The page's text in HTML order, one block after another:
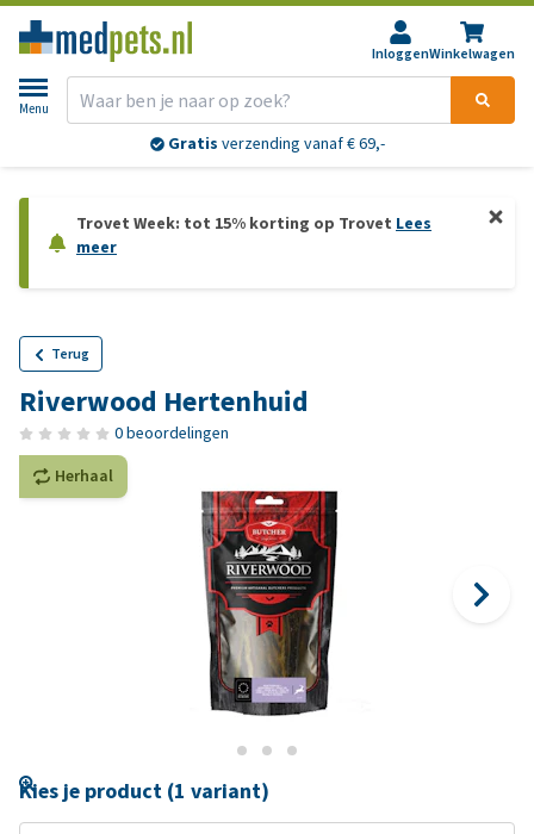
InloggenWinkelwagen
Menu
Gratis verzending vanaf € 69,-
Trovet Week: tot 15% korting op Trovet Lees
meer
Terug
Riverwood Hertenhuid
0 beoordelingen
Herhaal
Kies je product (1 variant)